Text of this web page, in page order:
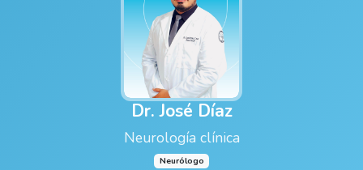
Dr. José Díaz
Neurología clínica
Neurólogo